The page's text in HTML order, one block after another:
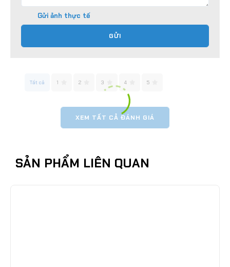
Gửi ảnh thực tế
GỬI
Tất cả 1 2 3 4 5
XEM TẤT CẢ ĐÁNH GIÁ
SẢN PHẨM LIÊN QUAN